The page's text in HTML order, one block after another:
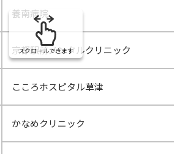
養南病院
京都駅前メンタルクリニック
こころホスピタル草津
かなめクリニック
スクロールできます